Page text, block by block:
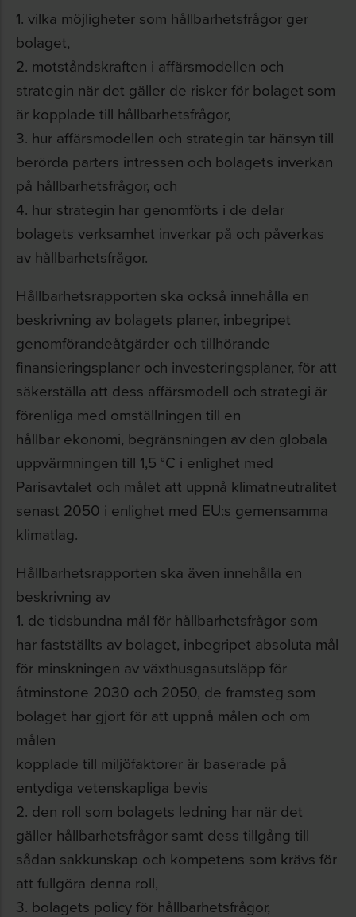
1. vilka möjligheter som hållbarhetsfrågor ger
bolaget,
2. motståndskraften i affärsmodellen och
strategin när det gäller de risker för bolaget som
är kopplade till hållbarhetsfrågor,
3. hur affärsmodellen och strategin tar hänsyn till
berörda parters intressen och bolagets inverkan
på hållbarhetsfrågor, och
4. hur strategin har genomförts i de delar
bolagets verksamhet inverkar på och påverkas
av hållbarhetsfrågor.
Hållbarhetsrapporten ska också innehålla en
beskrivning av bolagets planer, inbegripet
genomförandeåtgärder och tillhörande
finansieringsplaner och investeringsplaner, för att
säkerställa att dess affärsmodell och strategi är
förenliga med omställningen till en
hållbar ekonomi, begränsningen av den globala
uppvärmningen till 1,5 °C i enlighet med
Parisavtalet och målet att uppnå klimatneutralitet
senast 2050 i enlighet med EU:s gemensamma
klimatlag.
Hållbarhetsrapporten ska även innehålla en
beskrivning av
1. de tidsbundna mål för hållbarhetsfrågor som
har fastställts av bolaget, inbegripet absoluta mål
för minskningen av växthusgasutsläpp för
åtminstone 2030 och 2050, de framsteg som
bolaget har gjort för att uppnå målen och om
målen
kopplade till miljöfaktorer är baserade på
entydiga vetenskapliga bevis
2. den roll som bolagets ledning har när det
gäller hållbarhetsfrågor samt dess tillgång till
sådan sakkunskap och kompetens som krävs för
att fullgöra denna roll,
3. bolagets policy för hållbarhetsfrågor,